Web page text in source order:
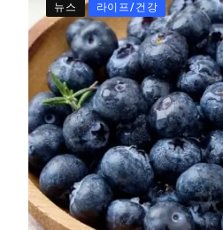
뉴스 라이프/건강